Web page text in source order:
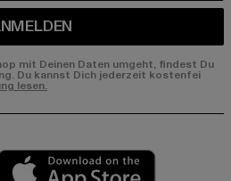
mit Deinen Daten umgeht, findest Du
Du kannst Dich jederzeit kostenfei
lesen.
market